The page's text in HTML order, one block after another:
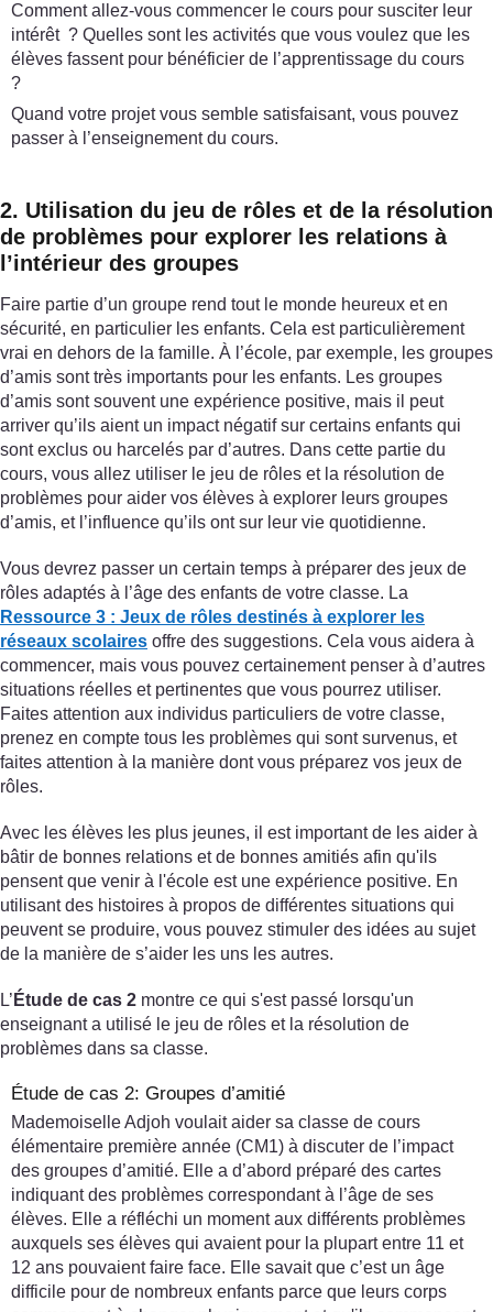
Comment allez-vous commencer le cours pour susciter leur
intérêt ? Quelles sont les activités que vous voulez que les
élèves fassent pour bénéficier de l’apprentissage du cours
?
Quand votre projet vous semble satisfaisant, vous pouvez
passer à l’enseignement du cours.
2. Utilisation du jeu de rôles et de la résolution
de problèmes pour explorer les relations à
l’intérieur des groupes
Faire partie d’un groupe rend tout le monde heureux et en
sécurité, en particulier les enfants. Cela est particulièrement
vrai en dehors de la famille. À l’école, par exemple, les groupes
d’amis sont très importants pour les enfants. Les groupes
d’amis sont souvent une expérience positive, mais il peut
arriver qu’ils aient un impact négatif sur certains enfants qui
sont exclus ou harcelés par d’autres. Dans cette partie du
cours, vous allez utiliser le jeu de rôles et la résolution de
problèmes pour aider vos élèves à explorer leurs groupes
d’amis, et l’influence qu’ils ont sur leur vie quotidienne.
Vous devrez passer un certain temps à préparer des jeux de
rôles adaptés à l’âge des enfants de votre classe. La
Ressource 3 : Jeux de rôles destinés à explorer les
réseaux scolaires offre des suggestions. Cela vous aidera à
commencer, mais vous pouvez certainement penser à d’autres
situations réelles et pertinentes que vous pourrez utiliser.
Faites attention aux individus particuliers de votre classe,
prenez en compte tous les problèmes qui sont survenus, et
faites attention à la manière dont vous préparez vos jeux de
rôles.
Avec les élèves les plus jeunes, il est important de les aider à
bâtir de bonnes relations et de bonnes amitiés afin qu'ils
pensent que venir à l'école est une expérience positive. En
utilisant des histoires à propos de différentes situations qui
peuvent se produire, vous pouvez stimuler des idées au sujet
de la manière de s’aider les uns les autres.
L’ Étude de cas 2 montre ce qui s'est passé lorsqu'un
enseignant a utilisé le jeu de rôles et la résolution de
problèmes dans sa classe.
Étude de cas 2: Groupes d’amitié
Mademoiselle Adjoh voulait aider sa classe de cours
élémentaire première année (CM1) à discuter de l’impact
des groupes d’amitié. Elle a d’abord préparé des cartes
indiquant des problèmes correspondant à l’âge de ses
élèves. Elle a réfléchi un moment aux différents problèmes
auxquels ses élèves qui avaient pour la plupart entre 11 et
12 ans pouvaient faire face. Elle savait que c’est un âge
difficile pour de nombreux enfants parce que leurs corps